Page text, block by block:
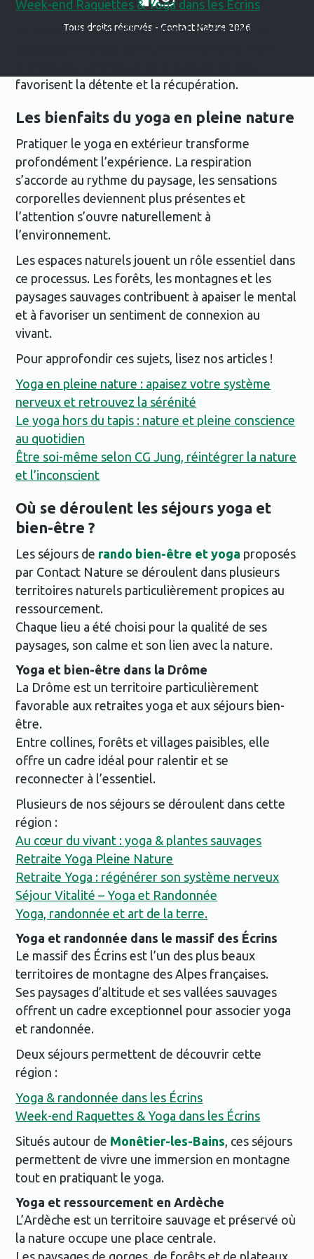
Week-end Raquettes & Yoga dans les Écrins
La marche en raquettes permet d’explorer les
favorisent la détente et la récupération.
Les bienfaits du yoga en pleine nature
Pratiquer le yoga en extérieur transforme
profondément l’expérience. La respiration
s’accorde au rythme du paysage, les sensations
corporelles deviennent plus présentes et
l’attention s’ouvre naturellement à
l’environnement.
Les espaces naturels jouent un rôle essentiel dans
ce processus. Les forêts, les montagnes et les
paysages sauvages contribuent à apaiser le mental
et à favoriser un sentiment de connexion au
vivant.
Pour approfondir ces sujets, lisez nos articles !
Yoga en pleine nature : apaisez votre système
nerveux et retrouvez la sérénité
Le yoga hors du tapis : nature et pleine conscience
au quotidien
Être soi-même selon CG Jung, réintégrer la nature
et l’inconscient
Où se déroulent les séjours yoga et
bien-être ?
Les séjours de rando bien-être et yoga proposés
par Contact Nature se déroulent dans plusieurs
territoires naturels particulièrement propices au
ressourcement.
Chaque lieu a été choisi pour la qualité de ses
paysages, son calme et son lien avec la nature.
Yoga et bien-être dans la Drôme
La Drôme est un territoire particulièrement
favorable aux retraites yoga et aux séjours bien-
être.
Entre collines, forêts et villages paisibles, elle
offre un cadre idéal pour ralentir et se
reconnecter à l’essentiel.
Plusieurs de nos séjours se déroulent dans cette
région :
Au cœur du vivant : yoga & plantes sauvages
Retraite Yoga Pleine Nature
Retraite Yoga : régénérer son système nerveux
Séjour Vitalité – Yoga et Randonnée
Yoga, randonnée et art de la terre.
Yoga et randonnée dans le massif des Écrins
Le massif des Écrins est l’un des plus beaux
territoires de montagne des Alpes françaises.
Ses paysages d’altitude et ses vallées sauvages
offrent un cadre exceptionnel pour associer yoga
et randonnée.
Deux séjours permettent de découvrir cette
région :
Yoga & randonnée dans les Écrins
Week-end Raquettes & Yoga dans les Écrins
Situés autour de Monêtier-les-Bains, ces séjours
permettent de vivre une immersion en montagne
tout en pratiquant le yoga.
Yoga et ressourcement en Ardèche
L’Ardèche est un territoire sauvage et préservé où
la nature occupe une place centrale.
Tous droits réservés - Contact Nature 2026